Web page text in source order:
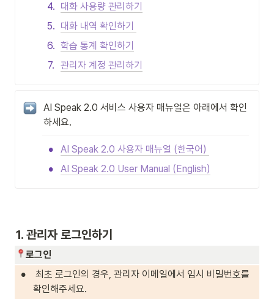
4. 대화 사용량 관리하기
5. 대화 내역 확인하기
6. 학습 통계 확인하기
7. 관리자 계정 관리하기
AI Speak 2.0 서비스 사용자 매뉴얼은 아래에서 확인
하세요.
• AI Speak 2.0 사용자 매뉴얼 (한국어)
• AI Speak 2.0 User Manual (English)
1. 관리자 로그인하기
로그인
•
확인해주세요.